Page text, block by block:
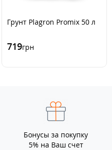
Грунт Plagron Promix 50 л
719грн
Бонусы за покупку
5% на Ваш счет